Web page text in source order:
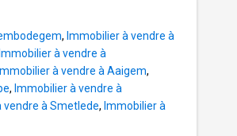
met
, Immobilier à vendre à
Immobilier à vendre à
Immobilier à vendre à Aaigem,
, Immobilier à vendre à
vendre à Smetlede, Immobilier à